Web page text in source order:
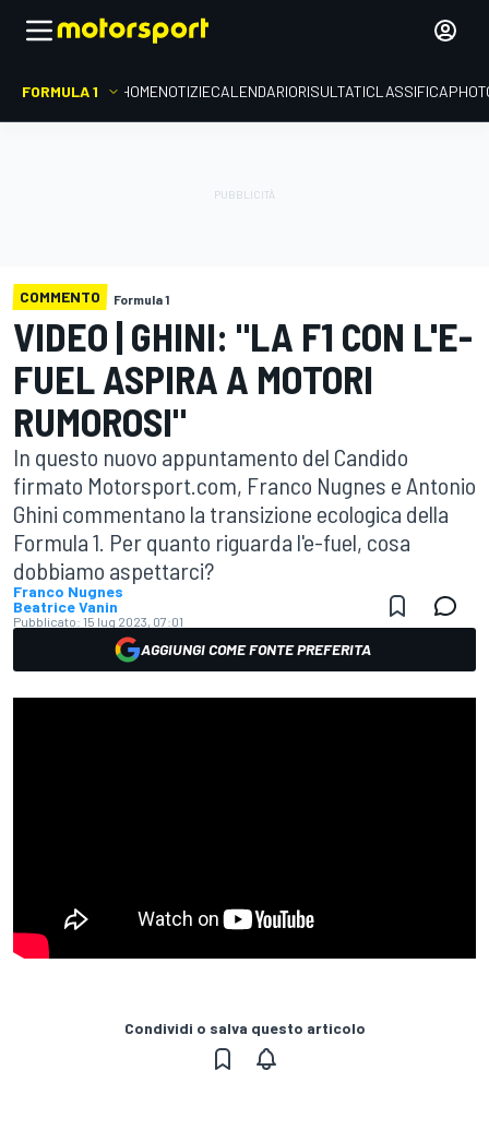
FORMULA 1 HOMENOTIZIECALENDARIORISULTATICLASSIFICA
COMMENTO Formula 1
VIDEO | GHINI: "LA F1 CON L'E-
FUEL ASPIRA A MOTORI
RUMOROSI"
In questo nuovo appuntamento del Candido
firmato Motorsport.com, Franco Nugnes e Antonio
Ghini commentano la transizione ecologica della
Formula 1. Per quanto riguarda l'e-fuel, cosa
dobbiamo aspettarci?
Franco Nugnes
Beatrice Vanin
Pubblicato: 15 lug 2023, 07:01
AGGIUNGI COME FONTE PREFERITA
Condividi o salva questo articolo